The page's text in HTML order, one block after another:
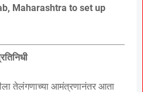
Maharashtra to set up
तेलंगणाच्या आमंत्रणानंतर आता